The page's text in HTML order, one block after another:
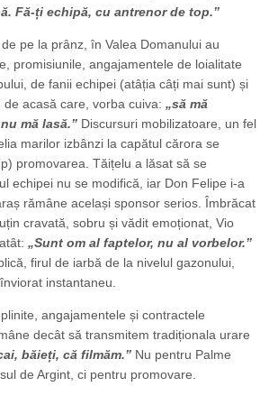
Fă-ți echipă, cu antrenor de top.”
pe la prânz, în Valea Domanului au
promisiunile, angajamentele de loialitate
de fanii echipei (atâția câți mai sunt) și
acasă care, vorba cuiva: „să mă
mă lasă.” Discursuri mobilizatoare, un fel
marilor izbânzi la capătul cărora se
promovarea. Tăițelu a lăsat să se
echipei nu se modifică, iar Don Felipe i-a
rămâne același sponsor serios. Îmbrăcat
cravată, sobru și vădit emoționat, Vio
„Sunt om al faptelor, nu al vorbelor.”
firul de iarbă de la nivelul gazonului,
instantaneu.
angajamentele și contractele
decât să transmitem tradiționala urare
băieți, că filmăm.” Nu pentru Palme
de Argint, ci pentru promovare.